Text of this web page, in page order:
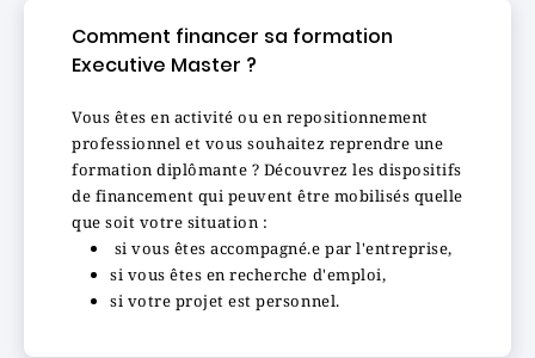
Comment financer sa formation
Executive Master ?
Vous êtes en activité ou en repositionnement
professionnel et vous souhaitez reprendre une
formation diplômante ? Découvrez les dispositifs
de financement qui peuvent être mobilisés quelle
que soit votre situation :
si vous êtes accompagné.e par l'entreprise,
si vous êtes en recherche d'emploi,
si votre projet est personnel.